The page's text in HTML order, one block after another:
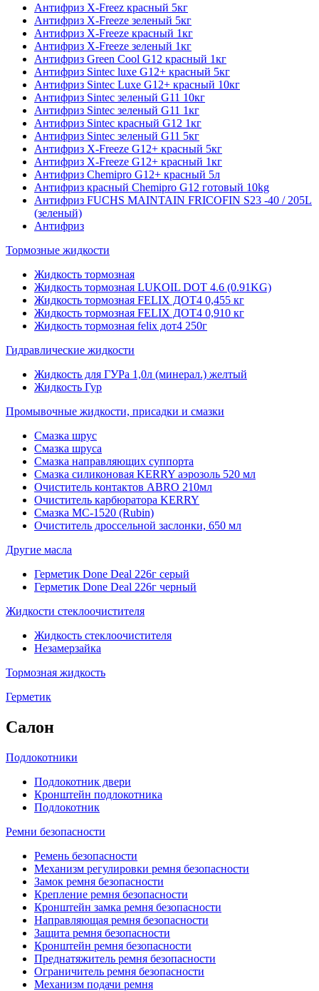
Антифриз X-Freez красный 5кг
Антифриз X-Freeze зеленый 5кг
Антифриз X-Freeze красный 1кг
Антифриз X-Freeze зеленый 1кг
Антифриз Green Cool G12 красный 1кг
Антифриз Sintec luxe G12+ красный 5кг
Антифриз Sintec Luxe G12+ красный 10кг
Антифриз Sintec зеленый G11 10кг
Антифриз Sintec зеленый G11 1кг
Антифриз Sintec красный G12 1кг
Антифриз Sintec зеленый G11 5кг
Антифриз X-Freeze G12+ красный 5кг
Антифриз X-Freeze G12+ красный 1кг
Антифриз Chemipro G12+ красный 5л
Антифриз красный Chemipro G12 готовый 10kg
Антифриз FUCHS MAINTAIN FRICOFIN S23 -40 / 205L
(зеленый)
Антифриз
Тормозные жидкости
Жидкость тормозная
Жидкость тормозная LUKOIL DOT 4.6 (0.91KG)
Жидкость тормозная FELIX ДОТ4 0,455 кг
Жидкость тормозная FELIX ДОТ4 0,910 кг
Жидкость тормозная felix дот4 250г
Гидравлические жидкости
Жидкость для ГУРа 1,0л (минерал.) желтый
Жидкость Гур
Промывочные жидкости, присадки и смазки
Смазка шрус
Смазка шруса
Смазка направляющих суппорта
Смазка силиконовая KERRY аэрозоль 520 мл
Очиститель контактов ABRO 210мл
Очиститель карбюратора KERRY
Смазка МС-1520 (Rubin)
Очиститель дроссельной заслонки, 650 мл
Другие масла
Герметик Done Deal 226г серый
Герметик Done Deal 226г черный
Жидкости стеклоочистителя
Жидкость стеклоочистителя
Незамерзайка
Тормозная жидкость
Герметик
Салон
Подлокотники
Подлокотник двери
Кронштейн подлокотника
Подлокотник
Ремни безопасности
Ремень безопасности
Механизм регулировки ремня безопасности
Замок ремня безопасности
Крепление ремня безопасности
Кронштейн замка ремня безопасности
Направляющая ремня безопасности
Защита ремня безопасности
Кронштейн ремня безопасности
Преднатяжитель ремня безопасности
Ограничитель ремня безопасности
Механизм подачи ремня